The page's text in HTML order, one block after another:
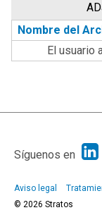
Nombre del
El usuario
Síguenos en
Aviso legal
© 2026 Stratos